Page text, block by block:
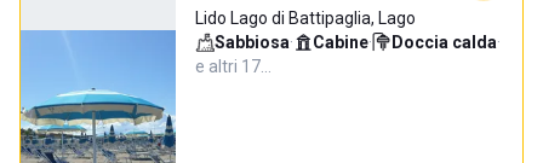
Lido Lago di Battipaglia, Lago
Sabbiosa· Cabine· Doccia calda·
e altri 17…